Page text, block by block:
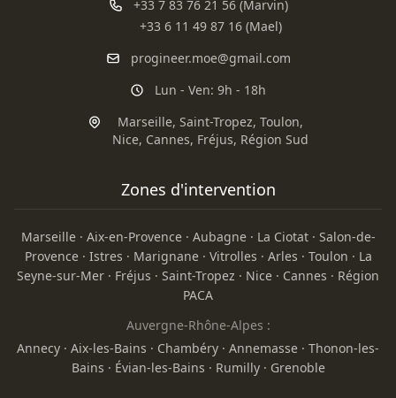
+33 7 83 76 21 56 (Marvin)
+33 6 11 49 87 16 (Mael)
progineer.moe@gmail.com
Lun - Ven: 9h - 18h
Marseille, Saint-Tropez, Toulon,
Nice, Cannes, Fréjus, Région Sud
Zones d'intervention
Marseille· Aix-en-Provence· Aubagne· La Ciotat· Salon-de-
Provence· Istres · Marignane· Vitrolles · Arles · Toulon · La
Seyne-sur-Mer · Fréjus · Saint-Tropez · Nice · Cannes · Région
PACA
Auvergne-Rhône-Alpes :
Annecy · Aix-les-Bains · Chambéry · Annemasse · Thonon-les-
Bains · Évian-les-Bains · Rumilly· Grenoble